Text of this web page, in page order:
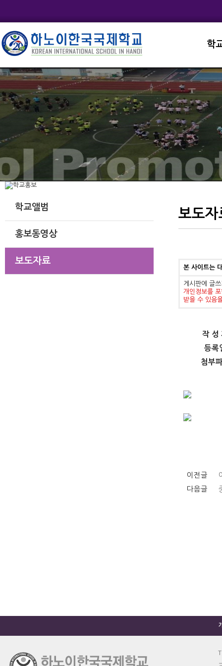
학
교
학
학
학
학교앨범
홍보동영상
보도자료
보도자
본 사이트는
게시판에 글
개인정보를
받을 수 있음
작 성
등록
첨부
이전글
다음글